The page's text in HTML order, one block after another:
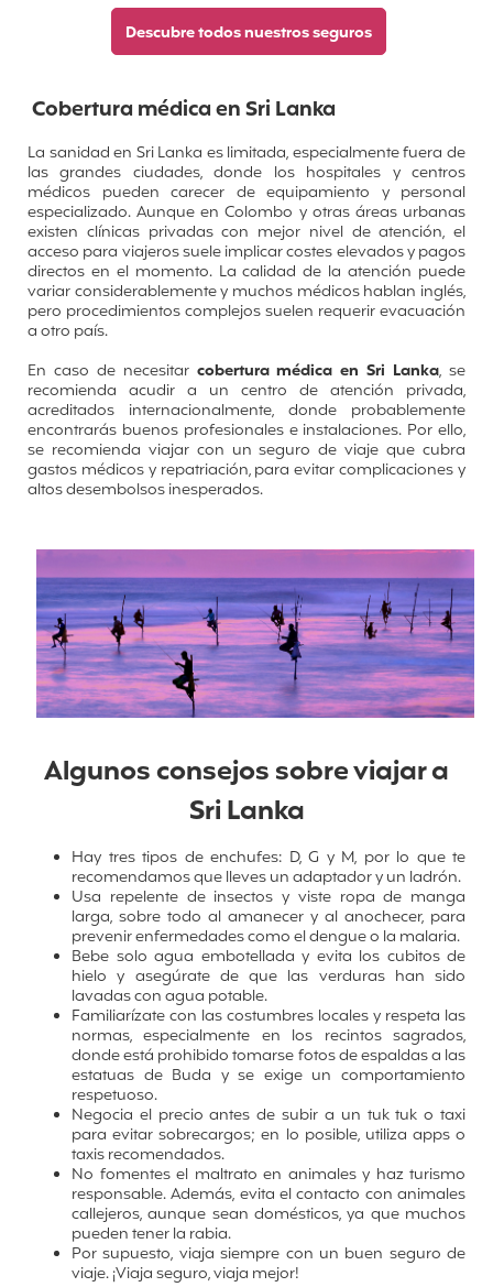
Descubre todos nuestros seguros
Cobertura médica en Sri Lanka
La sanidad en Sri Lanka es limitada, especialmente fuera de
las grandes ciudades, donde los hospitales y centros
médicos pueden carecer de equipamiento y personal
especializado. Aunque en Colombo y otras áreas urbanas
existen clínicas privadas con mejor nivel de atención, el
acceso para viajeros suele implicar costes elevados y pagos
directos en el momento. La calidad de la atención puede
variar considerablemente y muchos médicos hablan inglés,
pero procedimientos complejos suelen requerir evacuación
a otro país.
En caso de necesitar cobertura médica en Sri Lanka, se
recomienda acudir a un centro de atención privada,
acreditados internacionalmente, donde probablemente
encontrarás buenos profesionales e instalaciones. Por ello,
se recomienda viajar con un seguro de viaje que cubra
gastos médicos y repatriación, para evitar complicaciones y
altos desembolsos inesperados.
Algunos consejos sobre viajar a
Sri Lanka
Hay tres tipos de enchufes: D, G y M, por lo que te
recomendamos que lleves un adaptador y un ladrón.
Usa repelente de insectos y viste ropa de manga
larga, sobre todo al amanecer y al anochecer, para
prevenir enfermedades como el dengue o la malaria.
Bebe solo agua embotellada y evita los cubitos de
hielo y asegúrate de que las verduras han sido
lavadas con agua potable.
Familiarízate con las costumbres locales y respeta las
normas, especialmente en los recintos sagrados,
donde está prohibido tomarse fotos de espaldas a las
estatuas de Buda y se exige un comportamiento
respetuoso.
Negocia el precio antes de subir a un tuk tuk o taxi
para evitar sobrecargos; en lo posible, utiliza apps o
taxis recomendados.
No fomentes el maltrato en animales y haz turismo
responsable. Además, evita el contacto con animales
callejeros, aunque sean domésticos, ya que muchos
pueden tener la rabia.
Por supuesto, viaja siempre con un buen seguro de
viaje. ¡Viaja seguro, viaja mejor!